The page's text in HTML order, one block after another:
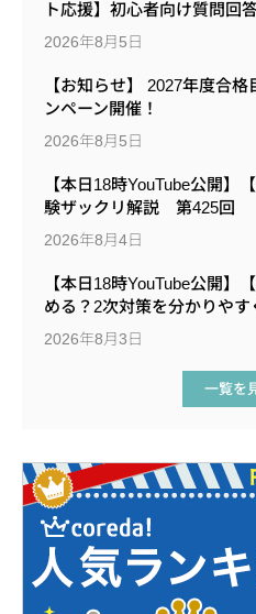
ト応援】初心者向け質問回
2026年8月5日
【お知らせ】 2027年度合
ンペーン開催！
2026年8月5日
【本日18時YouTube公開】
験ザックリ解説 第425回
2026年8月4日
【本日18時YouTube公開】
める？2次対策を分かりやす
2026年8月3日
一覧を